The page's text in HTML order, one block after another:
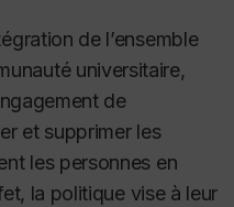
de l’ensemble
universitaire,
de
et supprimer les
les personnes en
la politique vise à leur